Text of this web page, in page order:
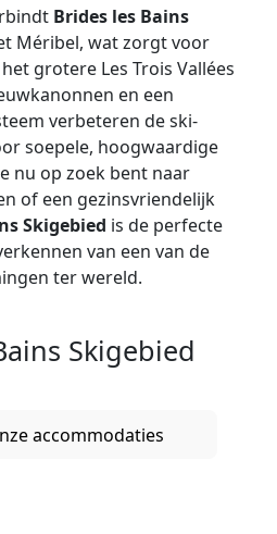
Brides les Bains
Méribel, wat zorgt voor
grotere Les Trois Vallées
en een
verbeteren de ski-
soepele, hoogwaardige
nu op zoek bent naar
of een gezinsvriendelijk
Skigebied is de perfecte
van een van de
ter wereld.
Skigebied
accommodaties